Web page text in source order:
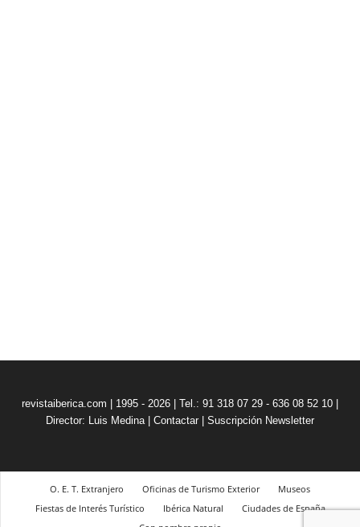
revistaiberica.com | 1995 - 2026 | Tel.: 91 318 07 29 - 636 08 52 10 |
Director: Luis Medina | Contactar | Suscripción Newsletter
O. E. T. Extranjero Oficinas de Turismo Exterior
Museos
Fiestas de Interés Turístico
Ibérica Natural
Ciudades de España